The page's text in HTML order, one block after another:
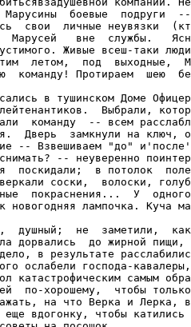
Марусины  боевые  подруги
свои  личные неувязки
Марусей   вне  службы.
Живые всеш-таки
летом,  под  выходные,
команду! Протираем  шею
в тушинском Доме
Выбрали,
команду  -- всем
Дверь  замкнули на ключ,
-- Взвешиваем "до"
-- неуверенно
поскидали;  в потолок
соски,  волоски,
покраснения...  У  одного
новогодняя лампочка. Куча
душный;  не  заметили,
дорвались  до жирной
в результате
ослабели господа-
катастрофическим самым
по-хорошему,  чтобы
на что Верка и Лерка,
вдогонку, чтобы